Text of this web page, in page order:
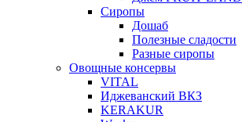
Сиропы
Дошаб
Полезные сладости
Разные сиропы
Овощные консервы
VITAL
Иджеванский ВКЗ
KERAKUR